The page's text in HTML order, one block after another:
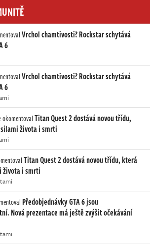
Vrchol chamtivosti? Rockstar schytává
6
Vrchol chamtivosti? Rockstar schytává
6
okomentovalTitan Quest 2 dostává novou třídu,
života i smrti
Titan Quest 2 dostává novou třídu, která
života i smrti
Předobjednávky GTA 6 jsou
Nová prezentace má ještě zvýšit očekávání